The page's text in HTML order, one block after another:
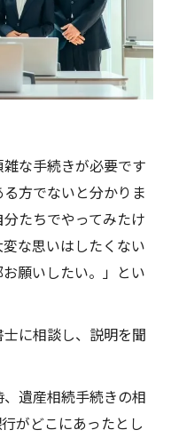
な手続きが必要です
方でないと分かりま
たちでやってみたけ
な思いはしたくない
願いしたい。」とい
に相談し、説明を聞
遺産相続手続きの相
がどこにあったとし